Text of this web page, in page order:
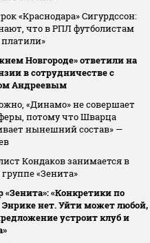
«Краснодара» Сигурдссон:
что в РПЛ футболистам
Новгороде» ответили на
в сотрудничестве с
Андреевым
«Динамо» не совершает
потому что Шварца
нынешний состав» —
Кондаков занимается в
«Зенита»
«Зенита»: «Конкретики по
нет. Уйти может любой,
устроит клуб и